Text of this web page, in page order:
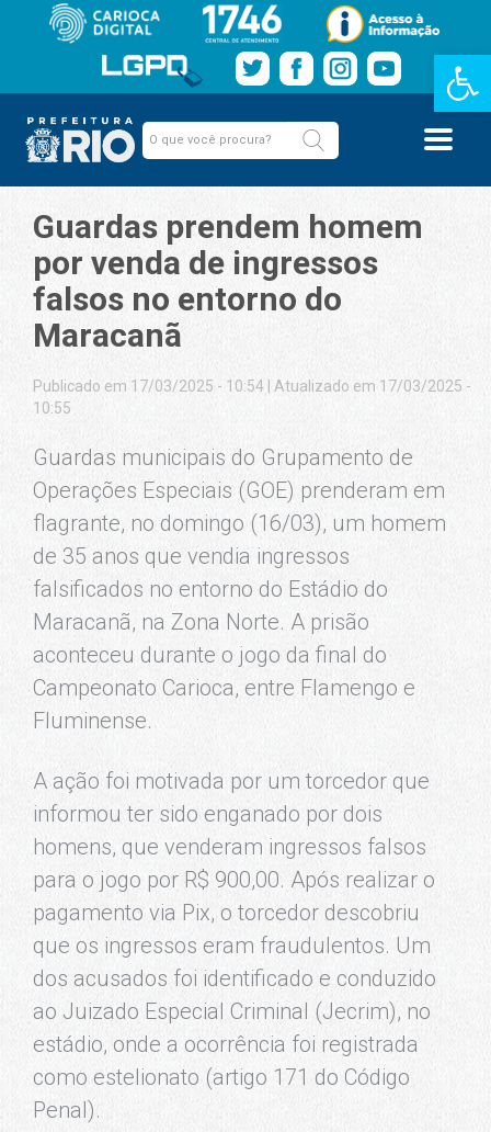
Barra de
Guardas prendem homem
por venda de ingressos
falsos no entorno do
Maracanã
Publicado em 17/03/2025 - 10:54
Atualizado em 17/03/2025 -
10:55
Guardas municipais do Grupamento de
Operações Especiais (GOE) prenderam em
flagrante, no domingo (16/03), um homem
de 35 anos que vendia ingressos
falsificados no entorno do Estádio do
Maracanã, na Zona Norte. A prisão
aconteceu durante o jogo da final do
Campeonato Carioca, entre Flamengo e
Fluminense.
A ação foi motivada por um torcedor que
informou ter sido enganado por dois
homens, que venderam ingressos falsos
para o jogo por R$ 900,00. Após realizar o
pagamento via Pix, o torcedor descobriu
que os ingressos eram fraudulentos. Um
dos acusados foi identificado e conduzido
ao Juizado Especial Criminal (Jecrim), no
estádio, onde a ocorrência foi registrada
como estelionato (artigo 171 do Código
Penal).